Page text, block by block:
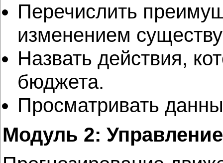
Перечислить
изменением
Назвать действия,
бюджета.
Просматривать
Модуль 2: